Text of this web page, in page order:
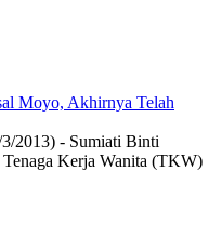
Moyo, Akhirnya Telah
2013) - Sumiati Binti
Kerja Wanita (TKW)